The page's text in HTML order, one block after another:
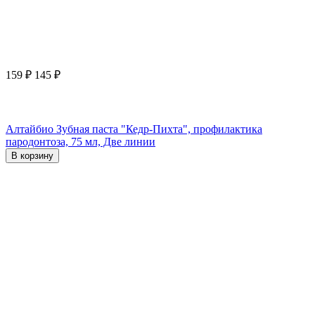
159 ₽ 145 ₽
Алтайбио Зубная паста "Кедр-Пихта", профилактика
пародонтоза, 75 мл, Две линии
В корзину